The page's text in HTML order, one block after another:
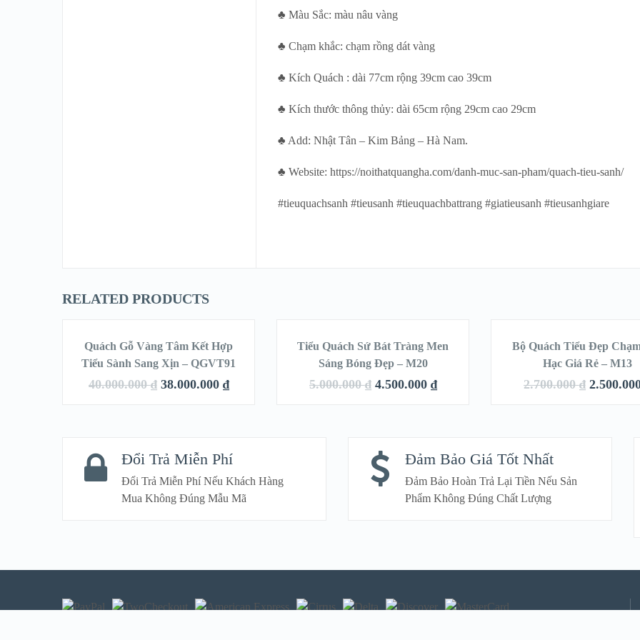
♣ Màu Sắc: màu nâu vàng
♣ Chạm khắc: chạm rồng dát vàng
♣ Kích Quách : dài 77cm rộng 39cm cao 39cm
♣ Kích thước thông thủy: dài 65cm rộng 29cm cao 29cm
♣ Add: Nhật Tân – Kim Bảng – Hà Nam.
♣ Website: https://noithatquangha.com/danh-muc-san-pham/quach-tieu-sanh/
#tieuquachsanh #tieusanh #tieuquachbattrang #giatieusanh #tieusanhgiare
RELATED PRODUCTS
SALE!
VIEW DETAILS
THÊM VÀO GIỎ
Quách Gỗ Vàng Tâm Kết Hợp
Tiểu Sành Sang Xịn – QGVT91
40.000.000₫ 38.000.000 ₫
SALE!
VIEW DETAILS
Tiểu Quách Sứ Bát Tràng Men
Sáng Bóng Đẹp – M20
5.000.000₫ 4.500.000 ₫
VIEW DETAILS
Bộ Quách Tiểu Đẹp
Hạc Giá Rẻ – M13
2.700.000₫
Đổi Trả Miễn Phí
Đổi Trả Miễn Phí Nếu Khách Hàng
Mua Không Đúng Mẫu Mã
Đảm Bảo Giá Tốt Nhất
Đảm Bảo Hoàn Trả Lại Tiền Nếu Sản
Phẩm Không Đúng Chất Lượng